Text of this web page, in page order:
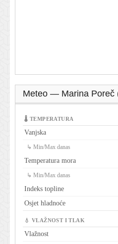
Meteo — Marina Poreč
🌡 TEMPERATURA
Vanjska
↳ Min/Max danas
Temperatura mora
↳ Min/Max danas
Indeks topline
Osjet hladnoće
💧 VLAŽNOST I TLAK
Vlažnost